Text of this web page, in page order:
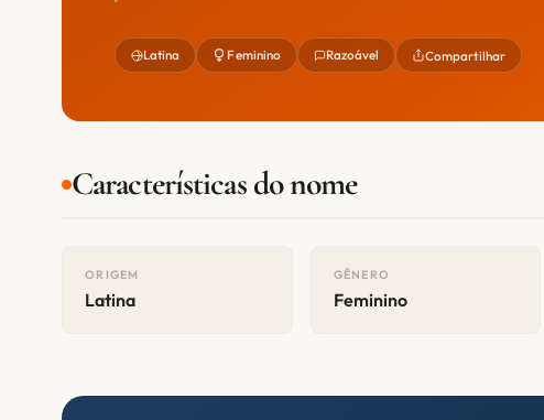
Latina Feminino Razoável Compartilhar
Características do nome
ORIGEM
Latina
GÊNERO
Feminino